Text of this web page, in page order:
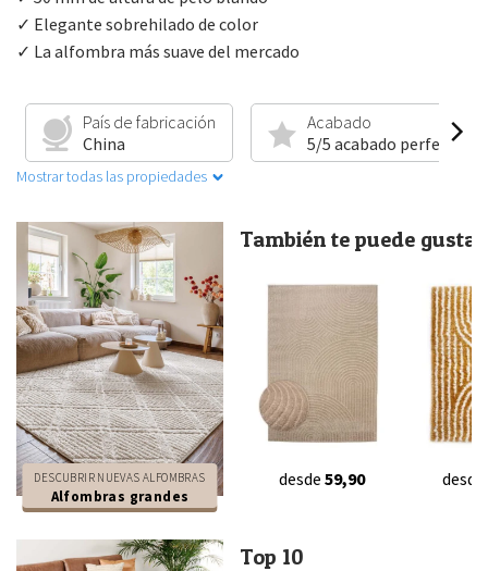
✓ Elegante sobrehilado de color
✓ La alfombra más suave del mercado
País de fabricación
China
Acabado
5/5 acabado perfecto
Mostrar todas las propiedades
DESCUBRIR NUEVAS ALFOMBRAS
Alfombras grandes
También te puede
desde 59,90 desde
Top 10